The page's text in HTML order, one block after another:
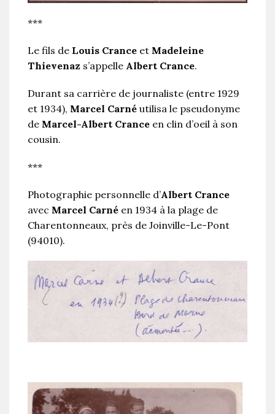
***
Le fils de Louis Crance et Madeleine
Thievenaz s’appelle Albert Crance.
Durant sa carrière de journaliste (entre 1929
et 1934), Marcel Carné utilisa le pseudonyme
de Marcel-Albert Crance en clin d’oeil à son
cousin.
***
Photographie personnelle d’Albert Crance
avec Marcel Carné en 1934 à la plage de
Charentonneaux, près de Joinville-Le-Pont
(94010).